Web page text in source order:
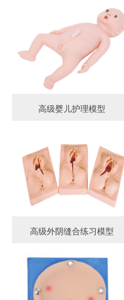
高级婴儿护理模型
高级外阴缝合练习模型